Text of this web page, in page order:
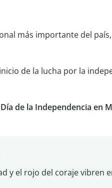
más importante del
de la lucha por la
Día de la Independencia en
y el rojo del coraje vibren